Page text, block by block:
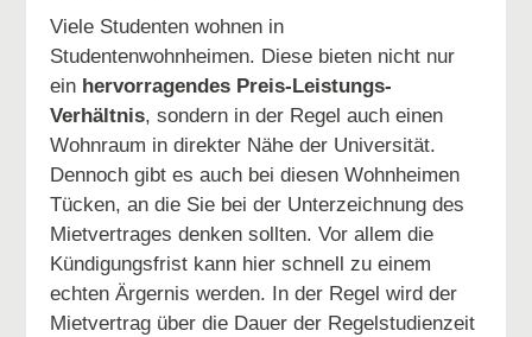
Viele Studenten wohnen in
Studentenwohnheimen. Diese bieten nicht nur
ein hervorragendes Preis-Leistungs-
Verhältnis, sondern in der Regel auch einen
Wohnraum in direkter Nähe der Universität.
Dennoch gibt es auch bei diesen Wohnheimen
Tücken, an die Sie bei der Unterzeichnung des
Mietvertrages denken sollten. Vor allem die
Kündigungsfrist kann hier schnell zu einem
echten Ärgernis werden. In der Regel wird der
Mietvertrag über die Dauer der Regelstudienzeit